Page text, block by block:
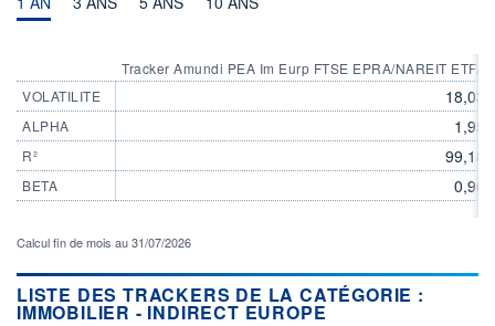
VOLATILITE
ALPHA
R²
BETA
Tracker Amundi PEA Im Eurp FTSE EPRA/NAREIT ETFA
18,03
1,95
99,18
0,96
Calcul fin de mois au 31/07/2026
LISTE DES TRACKERS DE LA CATÉGORIE :
IMMOBILIER - INDIRECT EUROPE